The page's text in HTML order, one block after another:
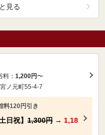
見る
料： 1,200円〜
ノ元町55-4-7
料120円引き
日祝】 1,300円 → 1,18